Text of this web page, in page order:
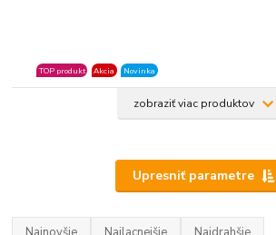
TOP produkt Akcia Novinka
zobraziť viac produktov
Upresniť parametre